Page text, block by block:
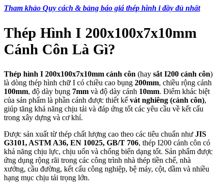
Tham khảo Quy cách & bảng báo giá thép hình i đầy đủ nhất
Thép Hình I 200x100x7x10mm
Cánh Côn Là Gì?
Thép hình I 200x100x7x10mm cánh côn (hay sắt I200 cánh côn)
là dòng thép hình chữ I có chiều cao bụng 200mm, chiều rộng cánh
100mm, độ dày bụng 7mm và độ dày cánh 10mm. Điểm khác biệt
của sản phẩm là phần cánh được thiết kế vát nghiêng (cánh côn),
giúp tăng khả năng chịu tải và đáp ứng tốt các yêu cầu về kết cấu
trong xây dựng và cơ khí.
Được sản xuất từ thép chất lượng cao theo các tiêu chuẩn như JIS
G3101, ASTM A36, EN 10025, GB/T 706, thép I200 cánh côn có
khả năng chịu lực, chịu uốn và chống biến dạng tốt. Sản phẩm được
ứng dụng rộng rãi trong các công trình nhà thép tiền chế, nhà
xưởng, cầu đường, kết cấu công nghiệp, bệ máy, cột, dầm và nhiều
hạng mục chịu tải trọng lớn.